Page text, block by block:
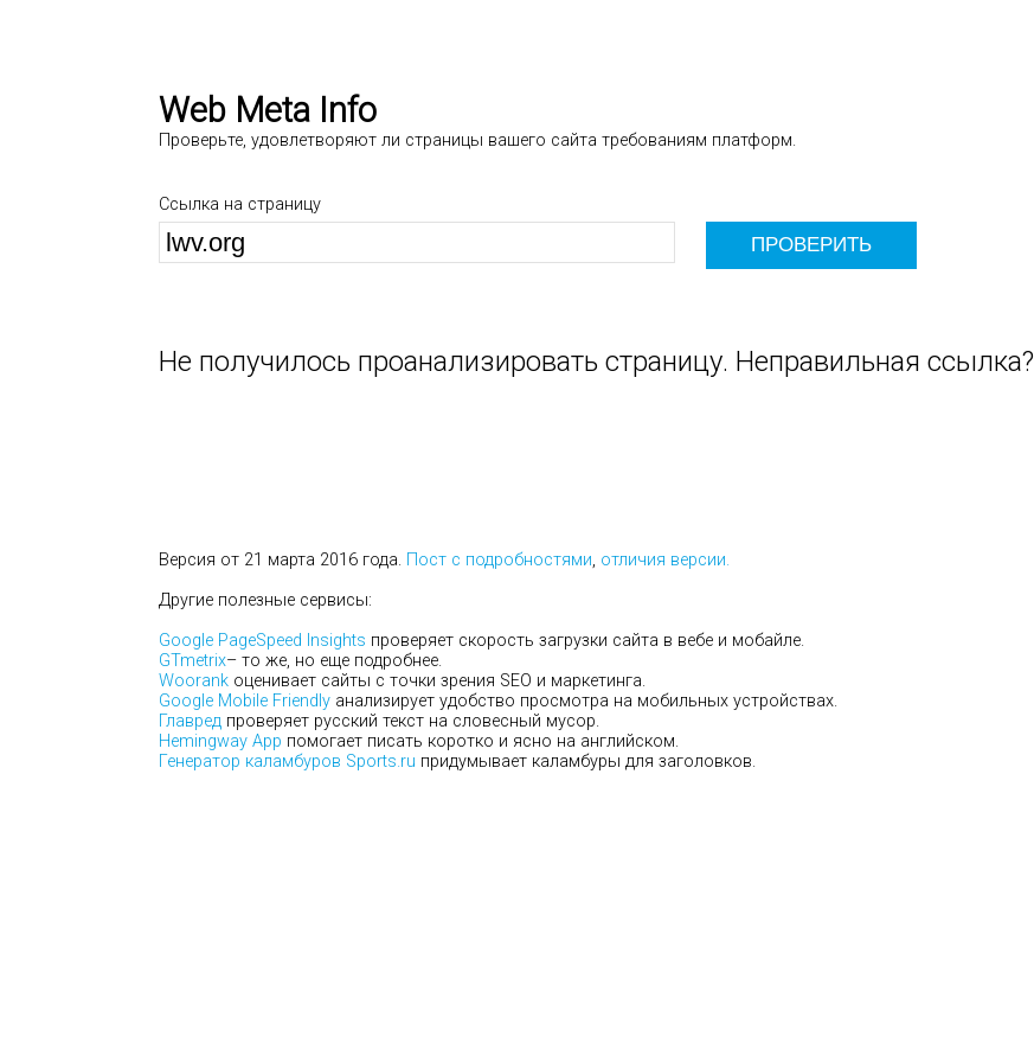
Web Meta Info
Проверьте, удовлетворяют ли страницы вашего сайта требованиям платформ.
Ссылка на страницу
Не получилось проанализировать страницу. Неправильная ссылка?
Версия от 21 марта 2016 года. Пост с подробностями, отличия версии.
Другие полезные сервисы:
Google PageSpeed Insights проверяет скорость загрузки сайта в вебе и мобайле.
GTmetrix– то же, но еще подробнее.
Woorank оценивает сайты с точки зрения SEO и маркетинга.
Google Mobile Friendly анализирует удобство просмотра на мобильных устройствах.
Главред проверяет русский текст на словесный мусор.
Hemingway App помогает писать коротко и ясно на английском.
Генератор каламбуров Sports.ru придумывает каламбуры для заголовков.